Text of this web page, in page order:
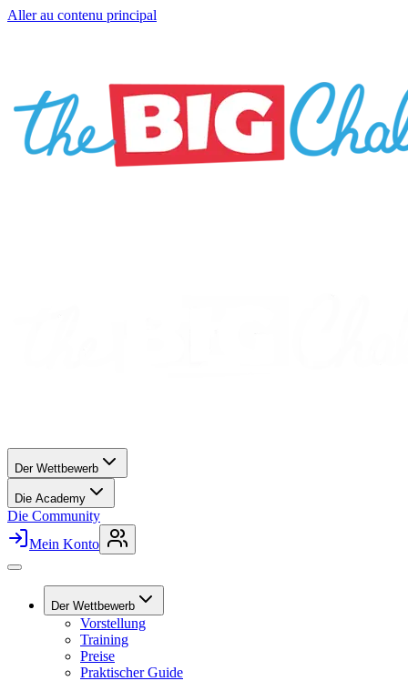
Aller au contenu principal
Der Wettbewerb
Die Academy
Die Community
Mein Konto
Der Wettbewerb
Vorstellung
Training
Preise
Praktischer Guide